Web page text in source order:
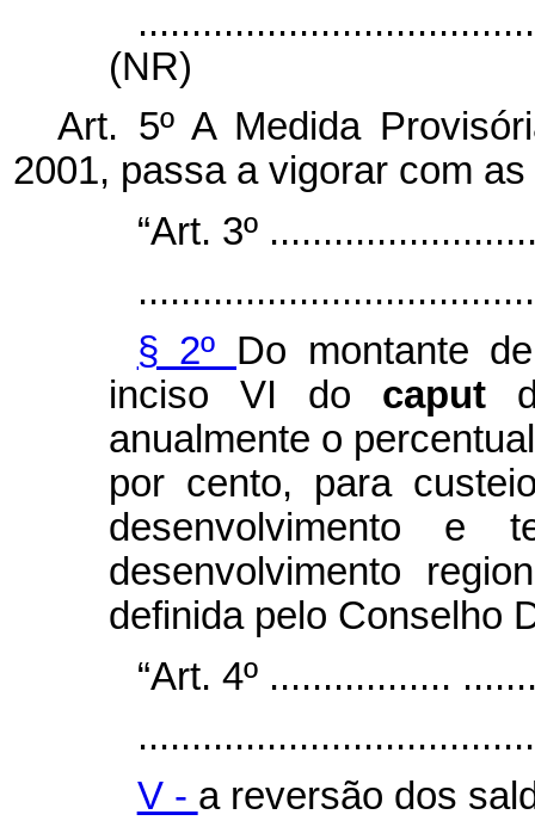
(NR)
Art. 5º A Medida
2001, passa a vigorar com
“Art. 3º
§ 2º Do montante
inciso VI do caput
anualmente o
por cento, para
desenvolvimento e
desenvolvimento
definida pelo Conselho
“Art. 4º .................
V - a reversão dos